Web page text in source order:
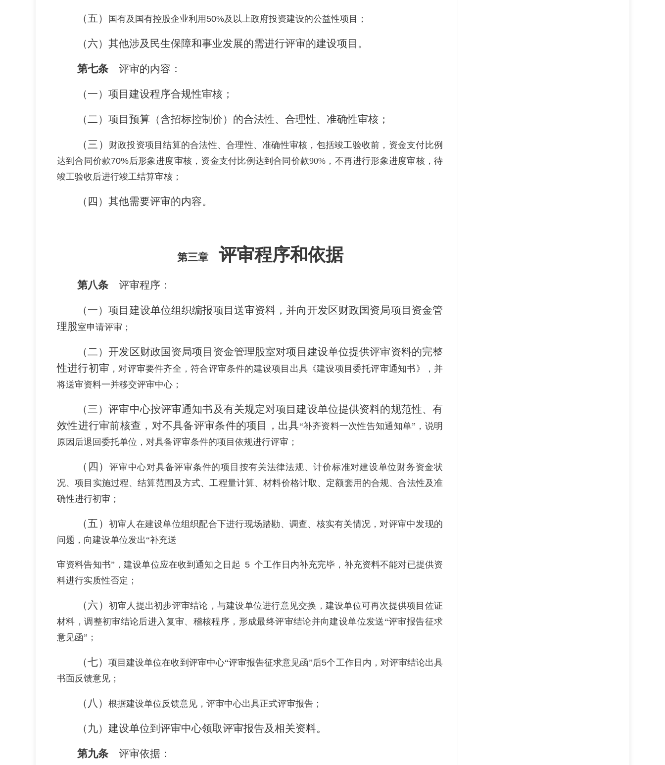
（五） 国有及国有控股企业利用 50%及以上政府投资建设的公益性项目；
（六） 其他涉及民生保障和事业发展的需进行评审的建设项目。
第七条 评审的内容：
（一） 项目建设程序合规性审核；
（二） 项目 预算（含招标控制价） 的合法性、合理性、准确性审核；
（三）
财政投资项目结算的合法性、合理性、准确性审核，包括竣工验收前，资金支付比例
达到合同价款70%后形象进度审核，资金支付比例达到合同价款90% ，不再进行形象进度审核，待
竣工验收后进行竣工结算审核；
（四） 其他需要评审的内容。
第三章 评审程序和依据
第八条 评审程序：
（一）项目建设单位组织编报项目送审资料，并向开发区财政国资局项目资金管
理股室申请评审；
（二）开发区财政国资局项目资金管理股室对项目建设单位提供评审资料的完整
性进行初审 ，对评审要件齐全，符合评审条件的建设项目出具《建设项目委托评审通知书》，并
将送审资料一并移交评审中心；
（三）评审中心按评审通知书及有关规定对项目建设单位提供资料的规范性、有
效性进行审前核查，对不具备评审条件的项目，出具“补齐资料一次性告知通知单” ，说明
原因后退回委托单位，对具备评审条件的项目依规进行评审；
（四）评审中心对具备评审条件的项目按有关法律法规、计价标准对建设单位财务资金状
况、项目实施过程、结算范围及方式、工程量计算、材料价格计取、定额套用的合规、合法性及准
确性进行初审；
（五）
初审人在建设单位组织配合下进行现场踏勘、调查、核实有关情况，对评审中发现的
问题，向建设单位发出“补充送
审资料告知书” ，建设单位应在收到通知之日起 5个工作日内补充完毕，补充资料不能对已提供资
料进行实质性否定；
（六）
初审人提出初步评审结论，与建设单位进行意见交换，建设单位可再次提供项目佐证
材料，调整初审结论后进入复审、稽核程序，形成最终评审结论并向建设单位发送 “评审报告征求
意见函” ；
（七）项目建设单位在收到评审中心“评审报告征求意见函”后5个工作日内，对评审结论出具
书面反馈意见；
（八） 根据建设单位反馈意见，评审中心出具正式评审报告；
（九） 建设单位到评审中心领取评审报告及相关资料。
第九条 评审依据：